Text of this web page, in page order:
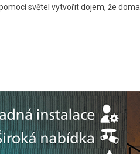
světel vytvořit dojem, že doma